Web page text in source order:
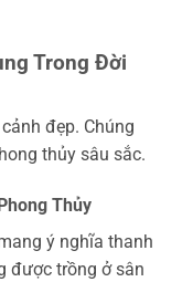
Trong Đời
đẹp. Chúng
thủy sâu sắc.
Thủy
ý nghĩa thanh
được trồng ở sân